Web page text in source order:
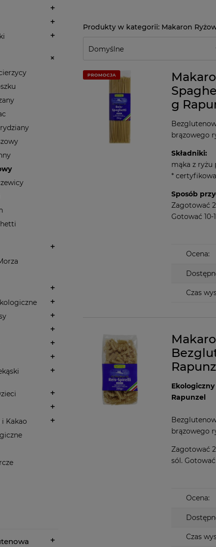
Kakao
Makaron
g
brązowego
Składniki:
mąka z ryżu
*
Sposób
Zagotować
Gotować
Ocena:
Czas
PROMOCJA
Rapunzel
brązowego
Zagotować
sól.
Ocena:
Czas